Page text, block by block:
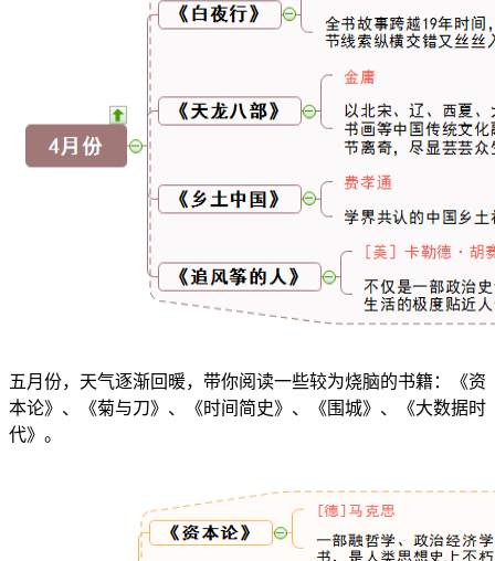
五月份，天气逐渐回暖，带你阅读一些较为烧脑的书籍：《资
本论》、《菊与刀》、《时间简史》、《围城》、《大数据时
代》。